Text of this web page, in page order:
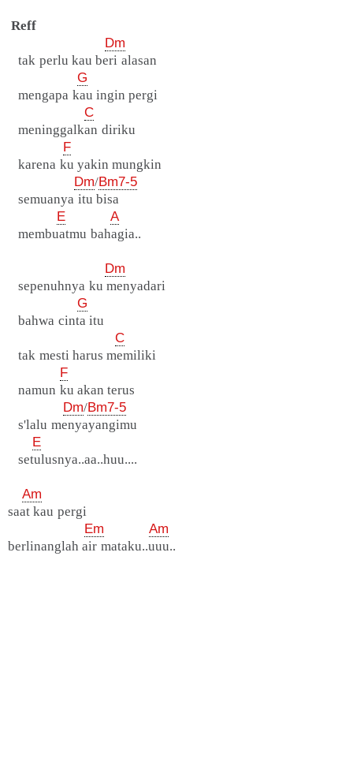
Reff
Dm
tak perlu kau beri alasan
G
mengapa kau ingin pergi
C
meninggalkan diriku
F
karena ku yakin mungkin
Dm/Bm7-5
semuanya itu bisa
E
A
membuatmu bahagia..
Dm
sepenuhnya ku menyadari
G
bahwa cinta itu
C
tak mesti harus memiliki
F
namun ku akan terus
Dm/Bm7-5
s'lalu menyayangimu
E
setulusnya..aa..huu....
Am
saat kau pergi
Em
Am
berlinanglah air mataku..uuu..